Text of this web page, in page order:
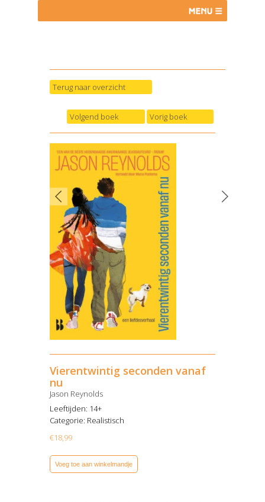
Terug naar overzicht
Volgend boek Vorig boek
Vierentwintig seconden vanaf
nu
Jason Reynolds
Leeftijden: 14+
Categorie: Realistisch
€18,99
Voeg toe aan winkelmandje